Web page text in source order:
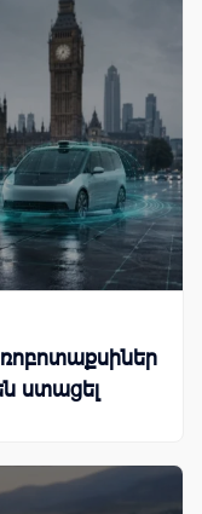
ռոբոտաքսիներ
ստացել